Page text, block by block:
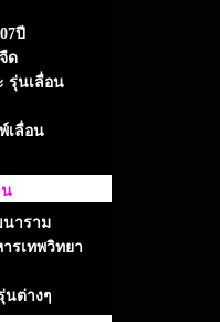
ปี
ด
รุ่นเลื่อน
เลื่อน
น
าราม
รเทพวิทยา
นต่างๆ